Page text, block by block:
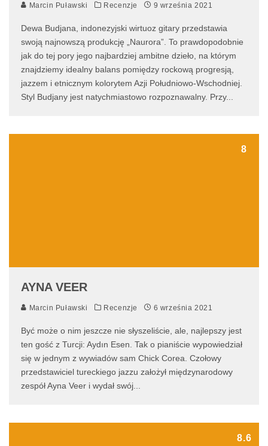
Marcin Puławski Recenzje 9 września 2021
Dewa Budjana, indonezyjski wirtuoz gitary przedstawia
swoją najnowszą produkcję „Naurora”. To prawdopodobnie
jak do tej pory jego najbardziej ambitne dzieło, na którym
znajdziemy idealny balans pomiędzy rockową progresją,
jazzem i etnicznym kolorytem Azji Południowo-Wschodniej.
Styl Budjany jest natychmiastowo rozpoznawalny. Przy...
8
AYNA VEER
Marcin Puławski Recenzje 6 września 2021
Być może o nim jeszcze nie słyszeliście, ale, najlepszy jest
ten gość z Turcji: Aydın Esen. Tak o pianiście wypowiedział
się w jednym z wywiadów sam Chick Corea. Czołowy
przedstawiciel tureckiego jazzu założył międzynarodowy
zespół Ayna Veer i wydał swój
8.6